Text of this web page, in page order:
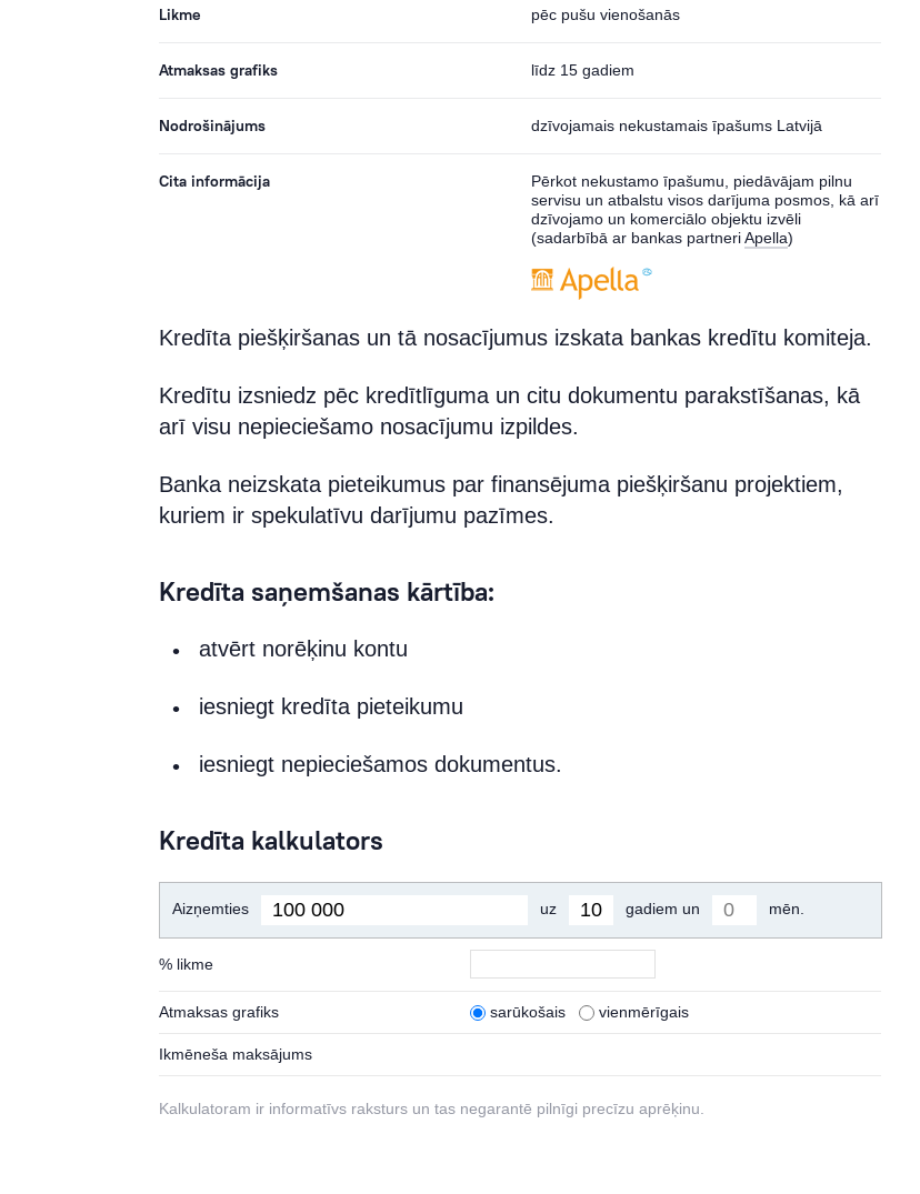
Likme pēc pušu vienošanās
Atmaksas grafiks līdz 15 gadiem
Nodrošinājums dzīvojamais nekustamais īpašums Latvijā
Cita informācija
Pērkot nekustamo īpašumu, piedāvājam pilnu
servisu un atbalstu visos darījuma posmos, kā arī
dzīvojamo un komerciālo objektu izvēli
(sadarbībā ar bankas partneriApella)
Kredīta piešķiršanas un tā nosacījumus izskata bankas kredītu komiteja.
Kredītu izsniedz pēc kredītlīguma un citu dokumentu parakstīšanas, kā
arī visu nepieciešamo nosacījumu izpildes.
Banka neizskata pieteikumus par finansējuma piešķiršanu projektiem,
kuriem ir spekulatīvu darījumu pazīmes.
Kredīta saņemšanas kārtība:
atvērt norēķinu kontu
iesniegt kredīta pieteikumu
iesniegt nepieciešamos dokumentus.
Kredīta kalkulators
Aizņemties uz gadiem un mēn.
% likme
Atmaksas grafiks sarūkošais vienmērīgais
Ikmēneša maksājums
Kalkulatoram ir informatīvs raksturs un tas negarantē pilnīgi precīzu aprēķinu.